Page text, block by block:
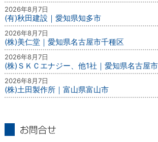
2026年8月7日
(有)秋田建設｜愛知県知多市
2026年8月7日
(株)美仁堂｜愛知県名古屋市千種区
2026年8月7日
(株)ＳＫＣエナジー、他1社｜愛知県名古屋
2026年8月7日
(株)土田製作所｜富山県富山市